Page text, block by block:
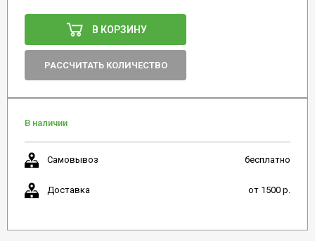
В КОРЗИНУ
РАССЧИТАТЬ КОЛИЧЕСТВО
В наличии
Самовывоз бесплатно
Доставка от 1500 р.